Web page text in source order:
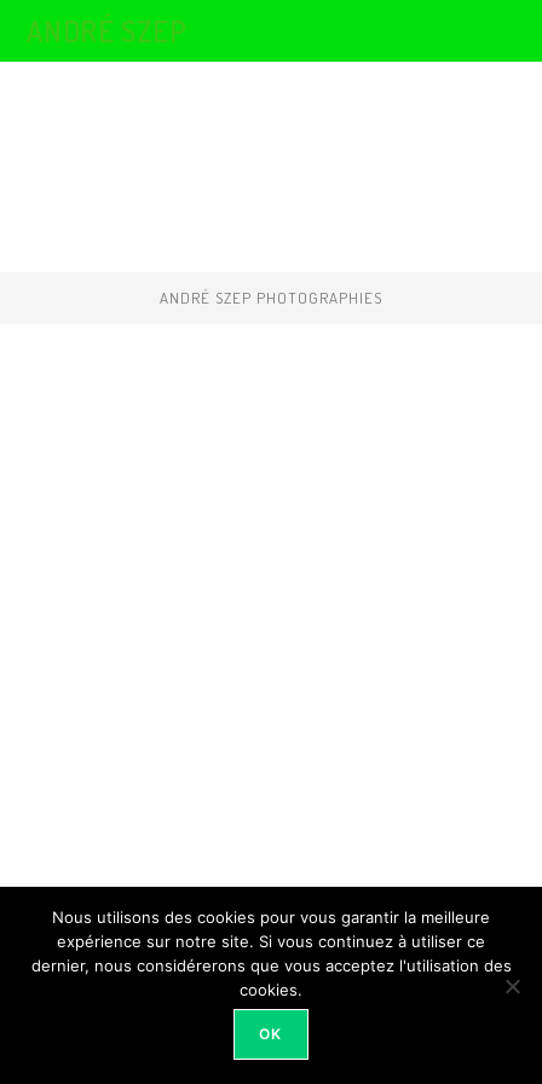
ANDRÉ SZEP
ANDRÉ SZEP PHOTOGRAPHIES
Nous utilisons des cookies pour vous garantir la meilleure
expérience sur notre site. Si vous continuez à utiliser ce
dernier, nous considérerons que vous acceptez l'utilisation des
cookies.
OK